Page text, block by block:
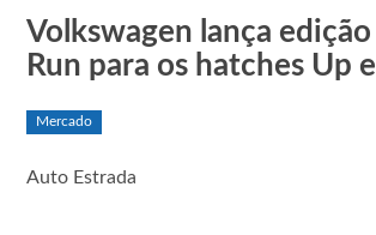
Volkswagen lança
Run para os hatches Up
Mercado
Auto Estrada